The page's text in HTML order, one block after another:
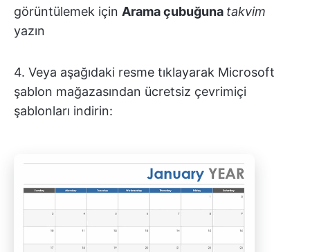
görüntülemek için Arama çubuğuna takvim
yazın
4. Veya aşağıdaki resme tıklayarak Microsoft
şablon mağazasından ücretsiz çevrimiçi
şablonları indirin: